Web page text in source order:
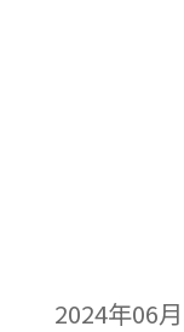
2024年06